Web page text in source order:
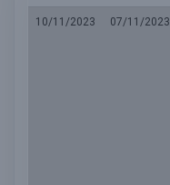
10/11/2023
07/11/2023